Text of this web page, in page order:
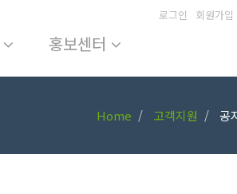
로그인 회원가입
홍보센터
Home 고객지원 공